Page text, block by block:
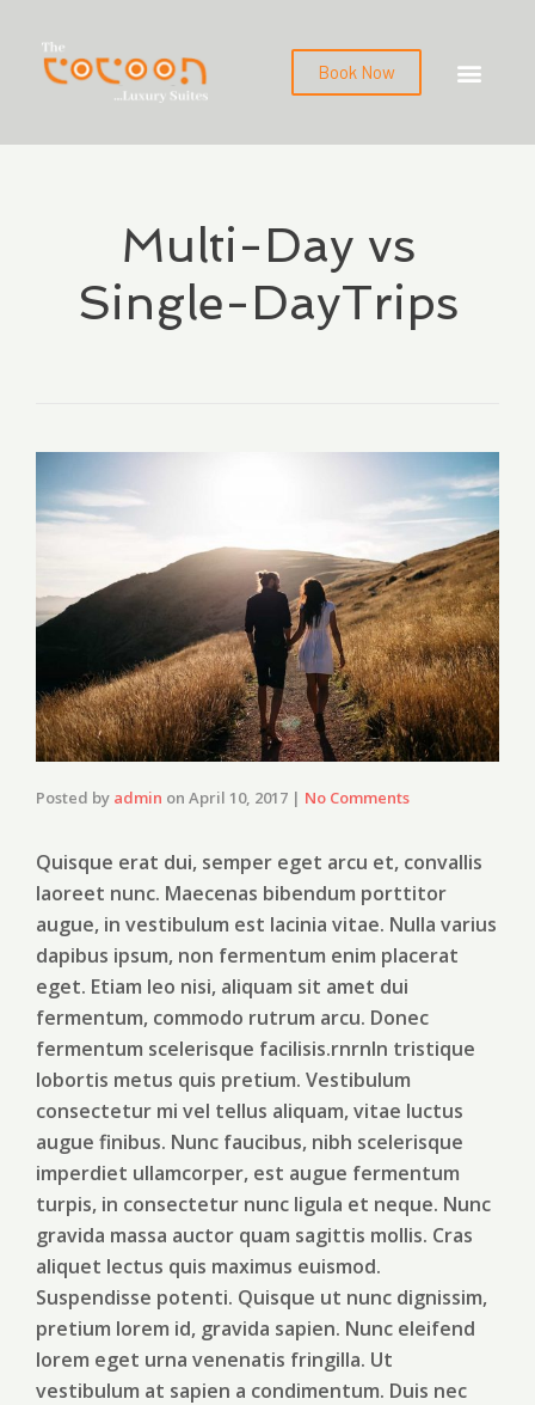
Book Now
Multi-Day vs
Single-DayTrips
Posted by admin on April 10, 2017 | No Comments
Quisque erat dui, semper eget arcu et, convallis
laoreet nunc. Maecenas bibendum porttitor
augue, in vestibulum est lacinia vitae. Nulla varius
dapibus ipsum, non fermentum enim placerat
eget. Etiam leo nisi, aliquam sit amet dui
fermentum, commodo rutrum arcu. Donec
fermentum scelerisque facilisis.rnrnIn tristique
lobortis metus quis pretium. Vestibulum
consectetur mi vel tellus aliquam, vitae luctus
augue finibus. Nunc faucibus, nibh scelerisque
imperdiet ullamcorper, est augue fermentum
turpis, in consectetur nunc ligula et neque. Nunc
gravida massa auctor quam sagittis mollis. Cras
aliquet lectus quis maximus euismod.
Suspendisse potenti. Quisque ut nunc dignissim,
pretium lorem id, gravida sapien. Nunc eleifend
lorem eget urna venenatis fringilla. Ut
vestibulum at sapien a condimentum. Duis nec